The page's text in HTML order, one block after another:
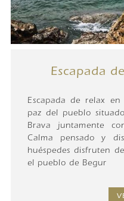
Escapada
Escapada de relax
paz del pueblo
Brava juntamente
Calma pensado y
huéspedes disfruten
el pueblo de Begur